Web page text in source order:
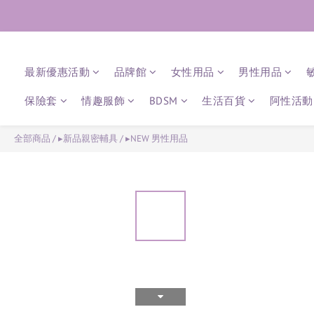
最新優惠活動 品牌館 女性用品 男性用品
保險套 情趣服飾 BDSM 生活百貨 阿性活
全部商品 /▸新品親密輔具/▸NEW 男性用品